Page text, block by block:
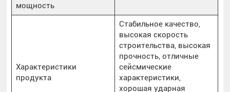
мощность
Характеристики
продукта
Стабильное качество,
высокая скорость
строительства, высокая
прочность, отличные
сейсмические
характеристики,
хорошая ударная